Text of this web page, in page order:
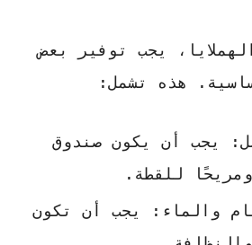
يجب توفير بعض
هذه تشمل:
: يجب أن يكون صندوق
للقطة.
والماء : يجب أن تكون